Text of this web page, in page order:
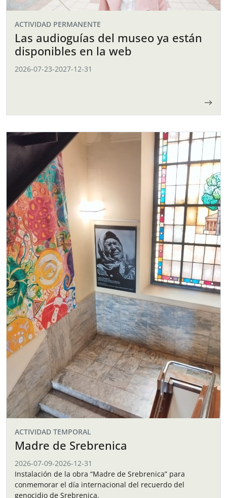
ACTIVIDAD PERMANENTE
Las audioguías del museo ya están
disponibles en la web
2026-07-23-2027-12-31
ACTIVIDAD TEMPORAL
Madre de Srebrenica
2026-07-09-2026-12-31
Instalación de la obra “Madre de Srebrenica” para
conmemorar el día internacional del recuerdo del
genocidio de Srebrenica.